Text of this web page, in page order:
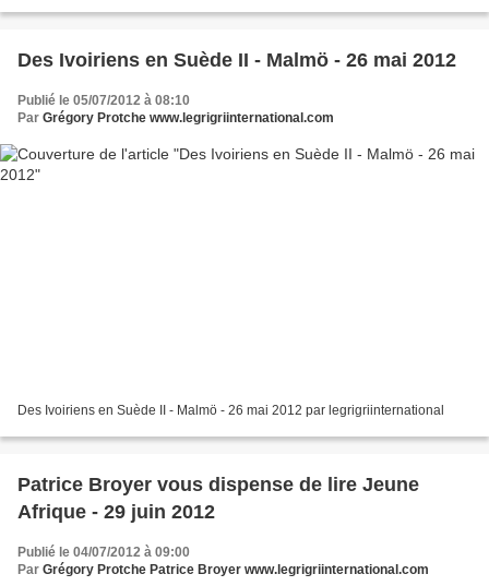
Des Ivoiriens en Suède II - Malmö - 26 mai 2012
Publié le 05/07/2012 à 08:10
Par Grégory Protche www.legrigriinternational.com
Des Ivoiriens en Suède II - Malmö - 26 mai 2012 par legrigriinternational
Patrice Broyer vous dispense de lire Jeune
Afrique - 29 juin 2012
Publié le 04/07/2012 à 09:00
Par Grégory Protche Patrice Broyer www.legrigriinternational.com